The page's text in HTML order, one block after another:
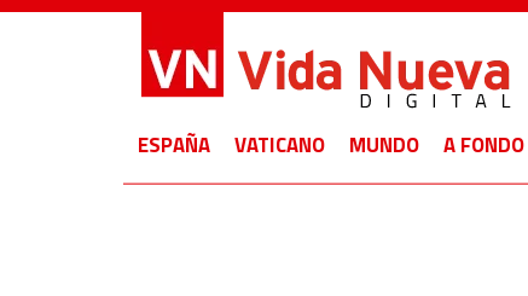
ESPAÑA VATICANO MUNDO A FONDO